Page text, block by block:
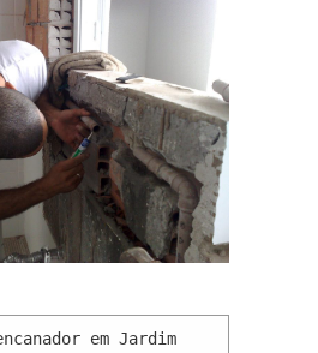
em Jardim